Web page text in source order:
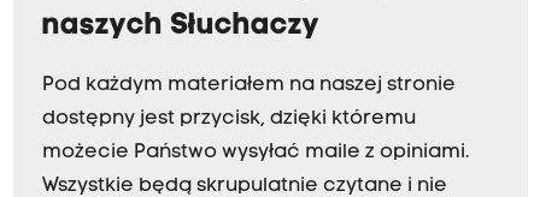
naszych Słuchaczy
Pod każdym materiałem na naszej stronie
dostępny jest przycisk, dzięki któremu
możecie Państwo wysyłać maile z opiniami.
Wszystkie będą skrupulatnie czytane i nie